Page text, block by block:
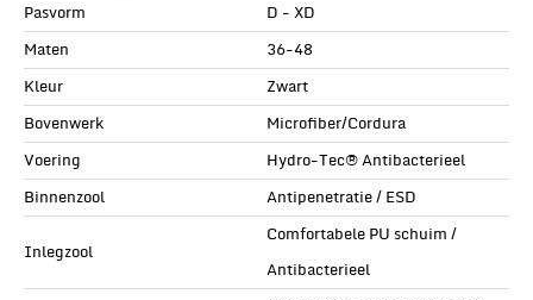
Pasvorm
D - XD
Maten
36-48
Kleur
Zwart
Bovenwerk
Microfiber/Cordura
Voering
Hydro-Tec® Antibacterieel
Binnenzool
Antipenetratie / ESD
Inlegzool
Comfortabele PU schuim /
Antibacterieel